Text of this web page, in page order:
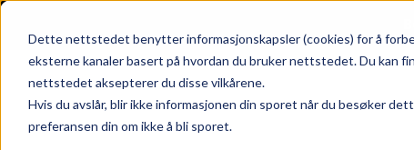
Dette nettstedet benytter informasjonskapsler (cookies) for å
eksterne kanaler basert på hvordan du bruker nettstedet. Du kan
nettstedet aksepterer du disse vilkårene.
Hvis du avslår, blir ikke informasjonen din sporet når du besøker
preferansen din om ikke å bli sporet.
Skip to main content